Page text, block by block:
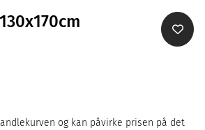
og kan påvirke prisen på det